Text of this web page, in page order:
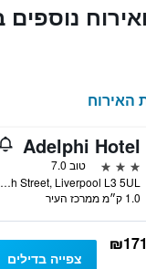
Adelphi Hotel
3 כוכבים
טוב 7.0
Ranelagh Street, Liverpool L3 5UL, ליברפול, בריטניה
1.0 ק״מ ממרכז העיר
₪171
צפייה בדילים